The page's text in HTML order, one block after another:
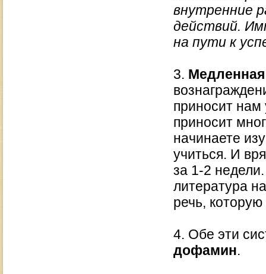
внутренние
действий.
на пути к
3.
приносит нам
приносит
начинаете
учиться. И
за 1-2
литература
речь,
4. Обе эти
дофамин.